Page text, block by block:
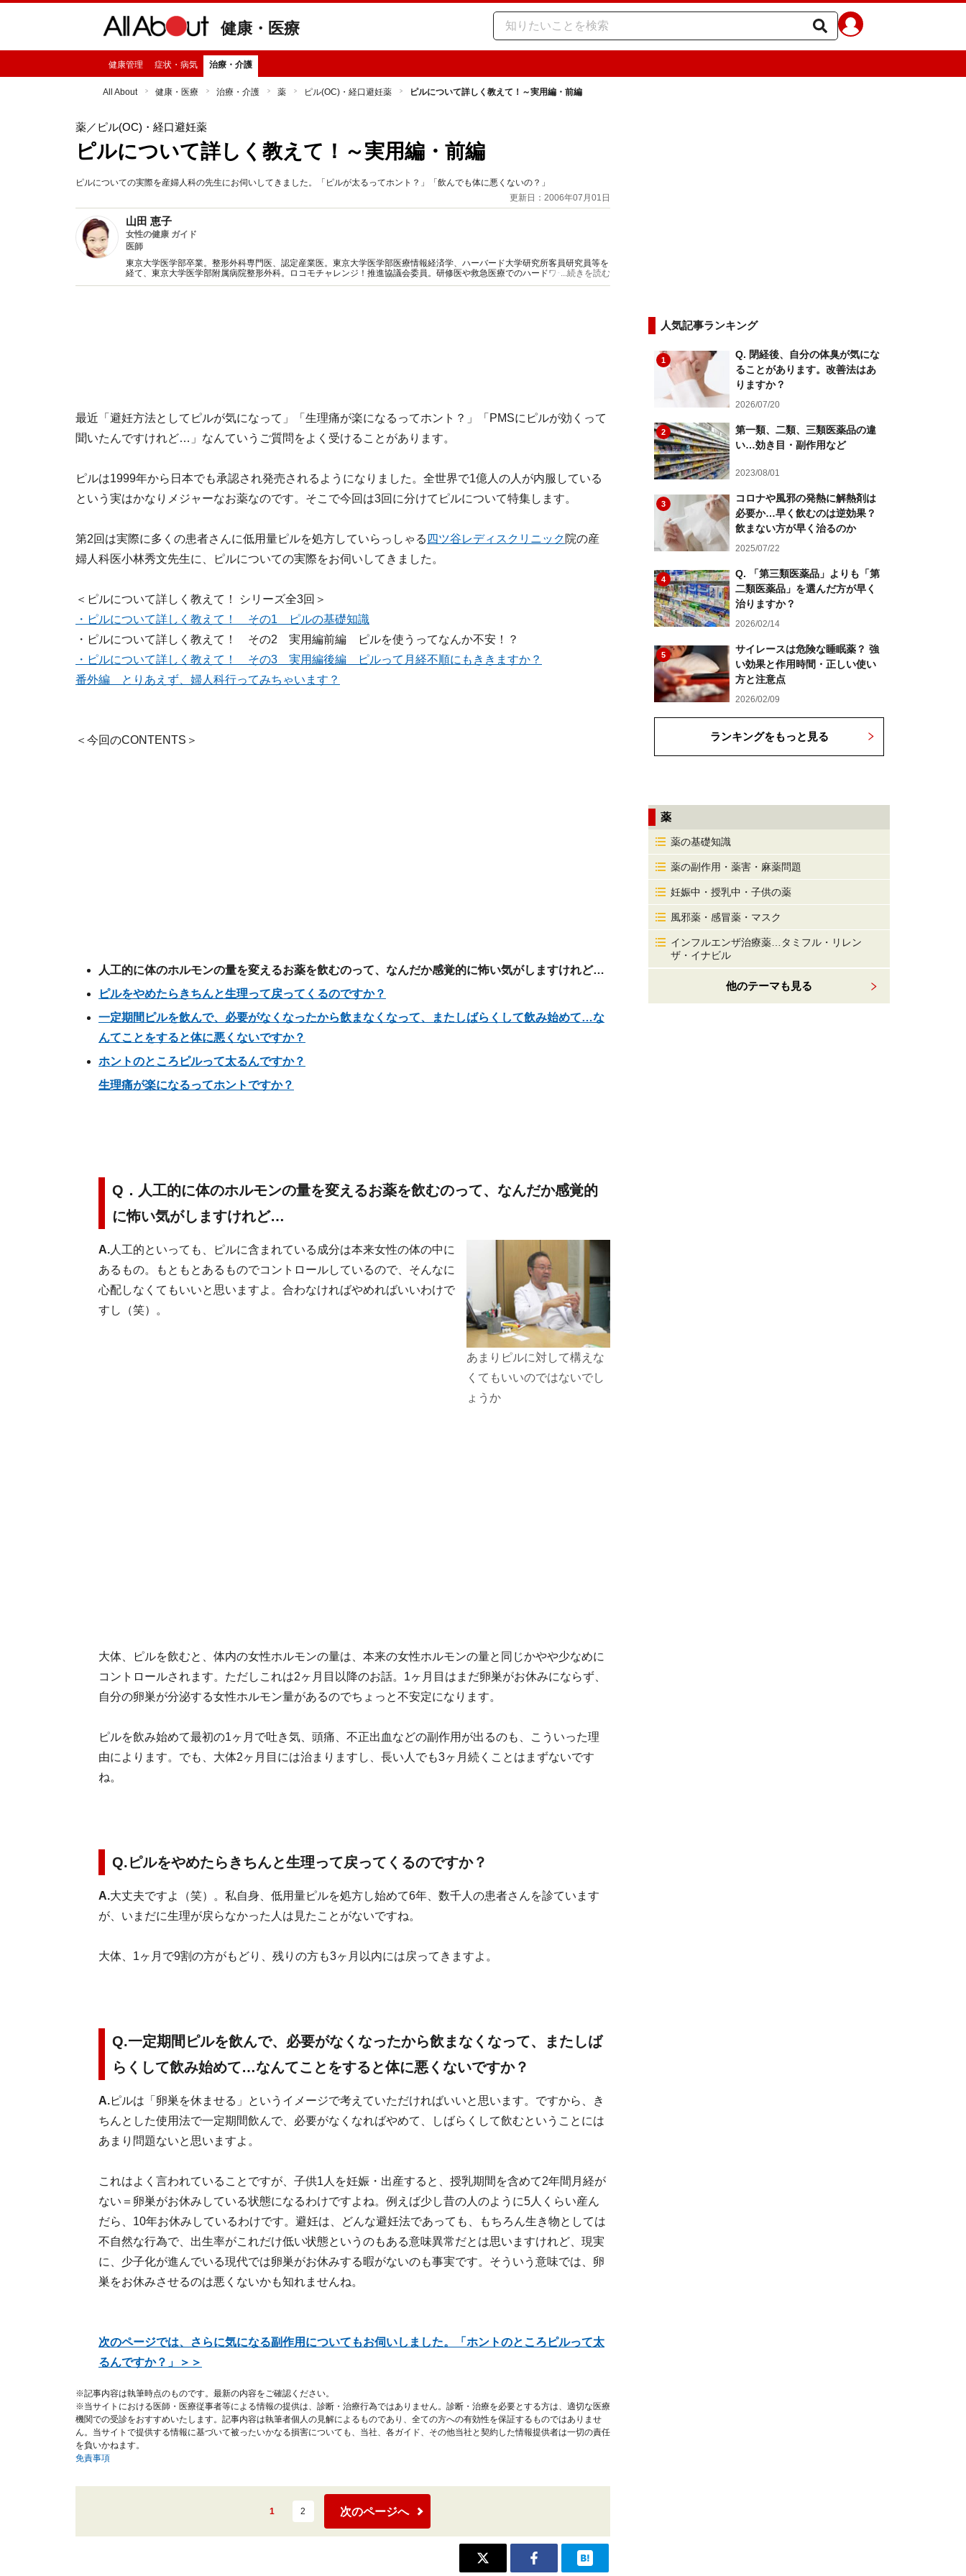
健康・医療
健康管理 症状・病気 治療・介護
All About 健康・医療 治療・介護 薬 ピル(OC)・経口避妊薬 ピルについて詳しく教えて！～実用編・前編
薬／ピル(OC)・経口避妊薬
ピルについて詳しく教えて！～実用編・前編
ピルについての実際を産婦人科の先生にお伺いしてきました。「ピルが太るってホント？」「飲んでも体に悪くないの？」
更新日：2006年07月01日
山田 恵子
女性の健康 ガイド
医師
東京大学医学部卒業。整形外科専門医、認定産業医。東京大学医学部医療情報経済学、ハーバード大学研究所客員研究員等を
経て、東京大学医学部附属病院整形外科。ロコモチャレンジ！推進協議会委員。研修医や救急医療でのハードワークで体を壊
してしまった経験を含め、現代社会で頑張る女性に役立つ健康情報をお届けします。
...続きを読む
最近「避妊方法としてピルが気になって」「生理痛が楽になるってホント？」「PMSにピルが効くって
聞いたんですけれど…」なんていうご質問をよく受けることがあります。
ピルは1999年から日本でも承認され発売されるようになりました。全世界で1億人の人が内服している
という実はかなりメジャーなお薬なのです。そこで今回は3回に分けてピルについて特集します。
第2回は実際に多くの患者さんに低用量ピルを処方していらっしゃる 四ツ谷レディスクリニック 院の産
婦人科医小林秀文先生に、ピルについての実際をお伺いしてきました。
＜ピルについて詳しく教えて！ シリーズ全3回＞
・ピルについて詳しく教えて！ その1 ピルの基礎知識
・ピルについて詳しく教えて！ その2 実用編前編 ピルを使うってなんか不安！？
・ピルについて詳しく教えて！ その3 実用編後編 ピルって月経不順にもききますか？
番外編 とりあえず、婦人科行ってみちゃいます？
＜今回のCONTENTS＞
人工的に体のホルモンの量を変えるお薬を飲むのって、なんだか感覚的に怖い気がしますけれど…
ピルをやめたらきちんと生理って戻ってくるのですか？
一定期間ピルを飲んで、必要がなくなったから飲まなくなって、またしばらくして飲み始めて…な
んてことをすると体に悪くないですか？
ホントのところピルって太るんですか？
生理痛が楽になるってホントですか？
Q．人工的に体のホルモンの量を変えるお薬を飲むのって、なんだか感覚的
に怖い気がしますけれど…
あまりピルに対して構えな
くてもいいのではないでし
ょうか
A.人工的といっても、ピルに含まれている成分は本来女性の体の中に
あるもの。もともとあるものでコントロールしているので、そんなに
心配しなくてもいいと思いますよ。合わなければやめればいいわけで
すし（笑）。
大体、ピルを飲むと、体内の女性ホルモンの量は、本来の女性ホルモンの量と同じかやや少なめに
コントロールされます。ただしこれは2ヶ月目以降のお話。1ヶ月目はまだ卵巣がお休みにならず、
自分の卵巣が分泌する女性ホルモン量があるのでちょっと不安定になります。
ピルを飲み始めて最初の1ヶ月で吐き気、頭痛、不正出血などの副作用が出るのも、こういった理
由によります。でも、大体2ヶ月目には治まりますし、長い人でも3ヶ月続くことはまずないです
ね。
Q.ピルをやめたらきちんと生理って戻ってくるのですか？
A.大丈夫ですよ（笑）。私自身、低用量ピルを処方し始めて6年、数千人の患者さんを診ています
が、いまだに生理が戻らなかった人は見たことがないですね。
大体、1ヶ月で9割の方がもどり、残りの方も3ヶ月以内には戻ってきますよ。
Q.一定期間ピルを飲んで、必要がなくなったから飲まなくなって、またしば
らくして飲み始めて…なんてことをすると体に悪くないですか？
A.ピルは「卵巣を休ませる」というイメージで考えていただければいいと思います。ですから、き
ちんとした使用法で一定期間飲んで、必要がなくなればやめて、しばらくして飲むということには
あまり問題ないと思いますよ。
これはよく言われていることですが、子供1人を妊娠・出産すると、授乳期間を含めて2年間月経が
ない＝卵巣がお休みしている状態になるわけですよね。例えば少し昔の人のように5人くらい産ん
だら、10年お休みしているわけです。避妊は、どんな避妊法であっても、もちろん生き物としては
不自然な行為で、出生率がこれだけ低い状態というのもある意味異常だとは思いますけれど、現実
に、少子化が進んでいる現代では卵巣がお休みする暇がないのも事実です。そういう意味では、卵
巣をお休みさせるのは悪くないかも知れませんね。
次のページでは、さらに気になる副作用についてもお伺いしました。「ホントのところピルって太
るんですか？」＞＞
※記事内容は執筆時点のものです。最新の内容をご確認ください。
※当サイトにおける医師・医療従事者等による情報の提供は、診断・治療行為ではありません。診断・治療を必要とする方は、適切な医療
機関での受診をおすすめいたします。記事内容は執筆者個人の見解によるものであり、全ての方への有効性を保証するものではありませ
ん。当サイトで提供する情報に基づいて被ったいかなる損害についても、当社、各ガイド、その他当社と契約した情報提供者は一切の責任
を負いかねます。
免責事項
1 2 次のページへ
人気記事ランキング
1
Q. 閉経後、自分の体臭が気にな
ることがあります。改善法はあ
りますか？
2026/07/20
2
第一類、二類、三類医薬品の違
い…効き目・副作用など
2023/08/01
3
コロナや風邪の発熱に解熱剤は
必要か…早く飲むのは逆効果？
飲まない方が早く治るのか
2025/07/22
4
Q. 「第三類医薬品」よりも「第
二類医薬品」を選んだ方が早く
治りますか？
2026/02/14
5
サイレースは危険な睡眠薬？ 強
い効果と作用時間・正しい使い
方と注意点
2026/02/09
ランキングをもっと見る
薬
薬の基礎知識
薬の副作用・薬害・麻薬問題
妊娠中・授乳中・子供の薬
風邪薬・感冒薬・マスク
インフルエンザ治療薬…タミフル・リレン
ザ・イナビル
他のテーマも見る